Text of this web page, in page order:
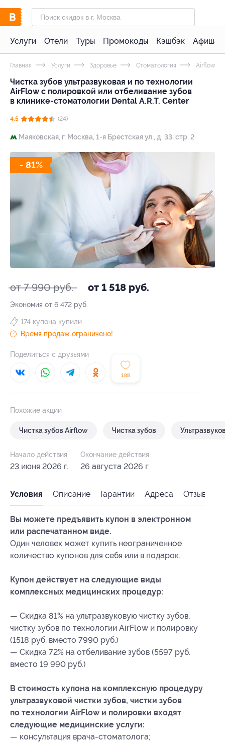
Услуги Отели Туры Промокоды Кэшбэк Афиша
Главная Услуги Здоровье Стоматология Airflow
Чистка зубов ультразвуковая и по технологии
AirFlow с полировкой или отбеливание зубов
в клинике-стоматологии Dental A.R.T. Center
4.5 (24)
Маяковская, г. Москва, 1-я Брестская ул., д. 33, стр. 2
- 81%
от 7 990 руб. от 1 518 руб.
Экономия от 6 472 руб.
188
174 купона купили
Время продаж ограничено!
Поделиться с друзьями
Похожие акции
Чистка зубов Airflow Чистка зубов
Начало действия
23 июня 2026 г.
Окончание действия
26 августа 2026 г.
Условия Описание Гарантии Адреса Отзывы
Вы можете предъявить купон в электронном
или распечатанном виде.
Один человек может купить неограниченное
количество купонов для себя или в подарок.
Купон действует на следующие виды
комплексных медицинских процедур:
— Скидка 81% на ультразвуковую чистку зубов,
чистку зубов по технологии AirFlow и полировку
(1518 руб. вместо 7990 руб.)
— Скидка 72% на отбеливание зубов (5597 руб.
вместо 19 990 руб.)
В стоимость купона на комплексную процедуру
ультразвуковой чистки зубов, чистки зубов
по технологии AirFlow и полировки входят
следующие медицинские услуги:
— консультация врача-стоматолога;